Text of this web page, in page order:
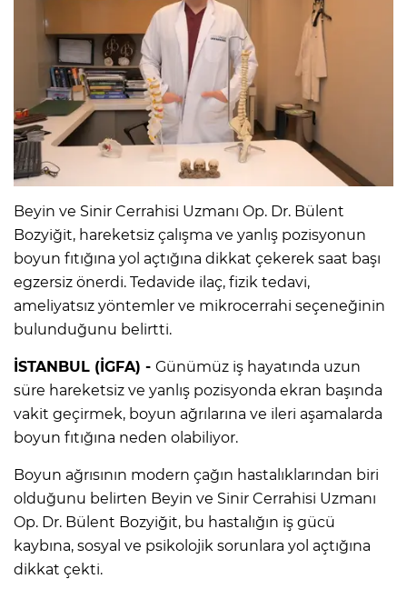
Beyin ve Sinir Cerrahisi Uzmanı Op. Dr. Bülent
Bozyiğit, hareketsiz çalışma ve yanlış pozisyonun
boyun fıtığına yol açtığına dikkat çekerek saat başı
egzersiz önerdi. Tedavide ilaç, fizik tedavi,
ameliyatsız yöntemler ve mikrocerrahi seçeneğinin
bulunduğunu belirtti.
İSTANBUL (İGFA) - Günümüz iş hayatında uzun
süre hareketsiz ve yanlış pozisyonda ekran başında
vakit geçirmek, boyun ağrılarına ve ileri aşamalarda
boyun fıtığına neden olabiliyor.
Boyun ağrısının modern çağın hastalıklarından biri
olduğunu belirten Beyin ve Sinir Cerrahisi Uzmanı
Op. Dr. Bülent Bozyiğit, bu hastalığın iş gücü
kaybına, sosyal ve psikolojik sorunlara yol açtığına
dikkat çekti.